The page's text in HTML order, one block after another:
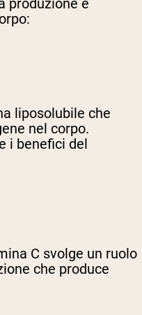
produzione e
liposolubile che
nel corpo.
i benefici del
C svolge un ruolo
che produce